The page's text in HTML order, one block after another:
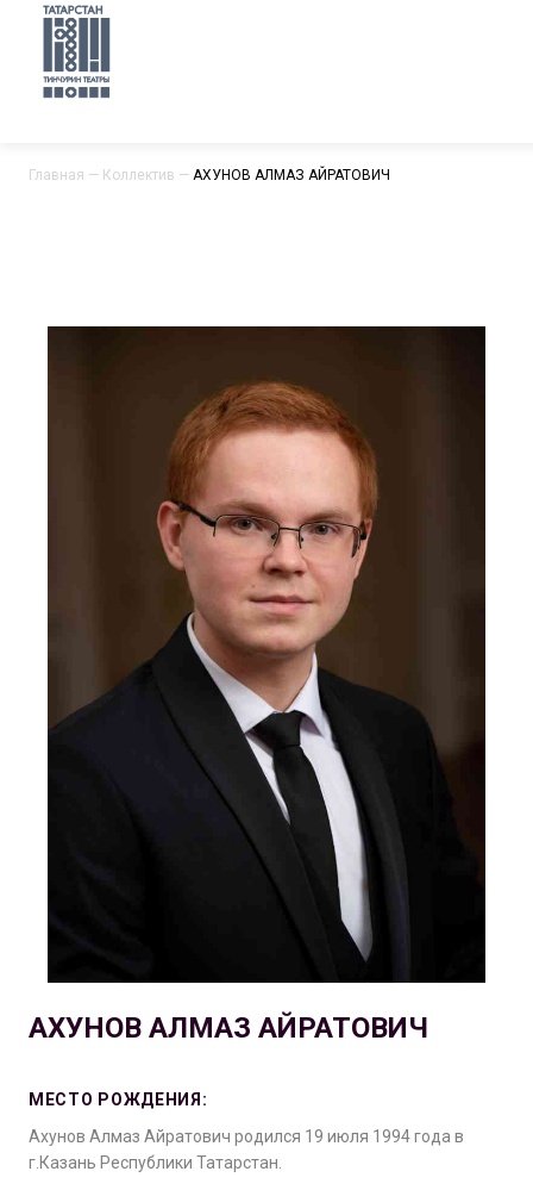
Главная — Коллектив — АХУНОВ АЛМАЗ АЙРАТОВИЧ
АХУНОВ АЛМАЗ АЙРАТОВИЧ
МЕСТО РОЖДЕНИЯ:
Ахунов Алмаз Айратович родился 19 июля 1994 года в
г.Казань Республики Татарстан.